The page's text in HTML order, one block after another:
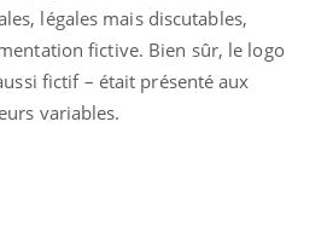
légales mais discutables,
fictive. Bien sûr, le logo
fictif – était présenté aux
variables.